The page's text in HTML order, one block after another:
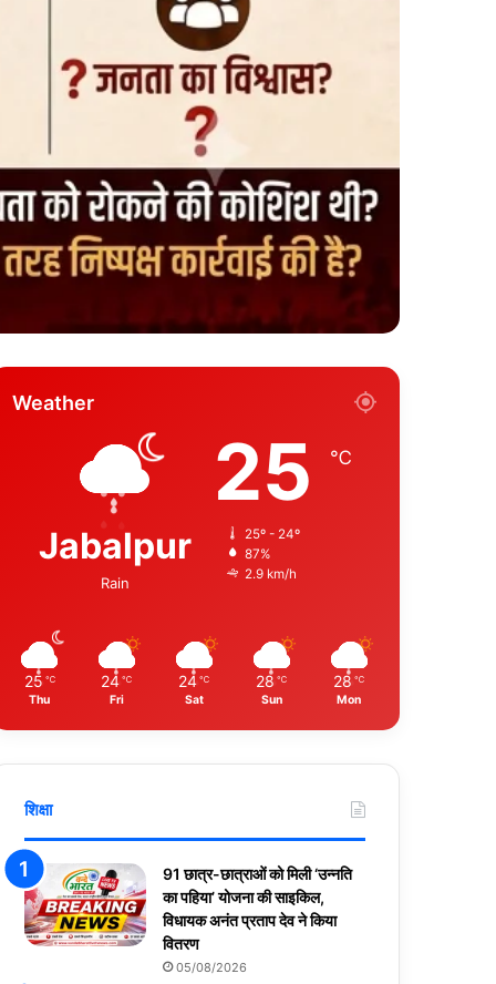
Weather
Jabalpur
Rain
25 ℃
25º - 24º
87%
2.9 km/h
25 ℃
Thu
24 ℃
Fri
24 ℃
Sat
28 ℃
Sun
28 ℃
Mon
शिक्षा
91 छात्र-छात्राओं को मिली ‘उन्नति
का पहिया’ योजना की साइकिल,
विधायक अनंत प्रताप देव ने किया
वितरण
05/08/2026